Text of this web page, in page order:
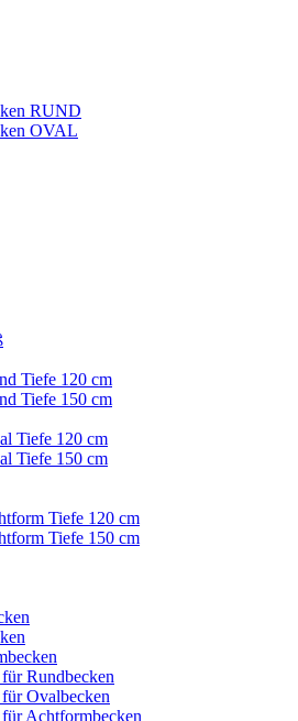
RUND
OVAL
Tiefe 120 cm
Tiefe 150 cm
Tiefe 120 cm
Tiefe 150 cm
Tiefe 120 cm
Tiefe 150 cm
Rundbecken
Ovalbecken
Achtformbecken